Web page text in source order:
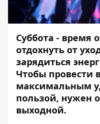
Суббота - время
отдохнуть от
зарядиться
Чтобы провести
максимальным
пользой, нужен
выходной.